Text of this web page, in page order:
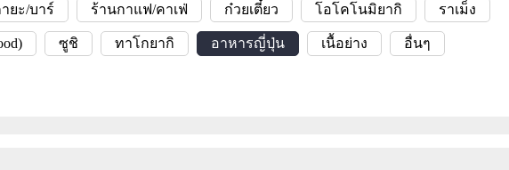
ยะ/บาร์ ร้านกาแฟ/คาเฟ่ ก๋วยเตี๋ยว โอโคโนมิยากิ ราเม็ง
ซูชิ ทาโกยากิ อาหารญี่ปุ่น เนื้อย่าง อื่นๆ